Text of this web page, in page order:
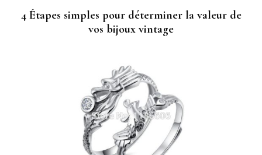
4 Étapes simples pour déterminer la valeur de
vos bijoux vintage